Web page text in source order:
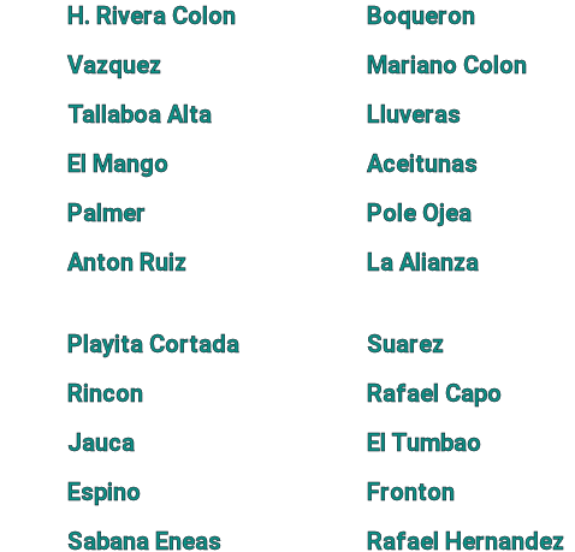
H. Rivera Colon
Boqueron
Vazquez
Mariano Colon
Tallaboa Alta
Lluveras
El Mango
Aceitunas
Palmer
Pole Ojea
Anton Ruiz
La Alianza
Playita Cortada
Suarez
Rincon
Rafael Capo
Jauca
El Tumbao
Espino
Fronton
Sabana Eneas
Rafael Hernandez